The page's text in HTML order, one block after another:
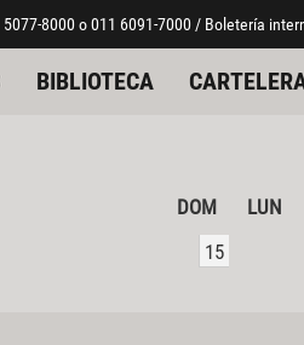
8000 o 011 6091-7000 / Boletería
BIBLIOTECA
DOM LUN
15